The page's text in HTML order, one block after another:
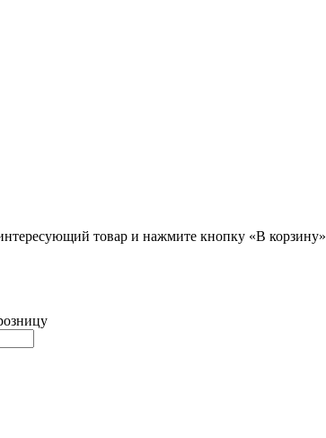
товар и нажмите кнопку «В корзину»